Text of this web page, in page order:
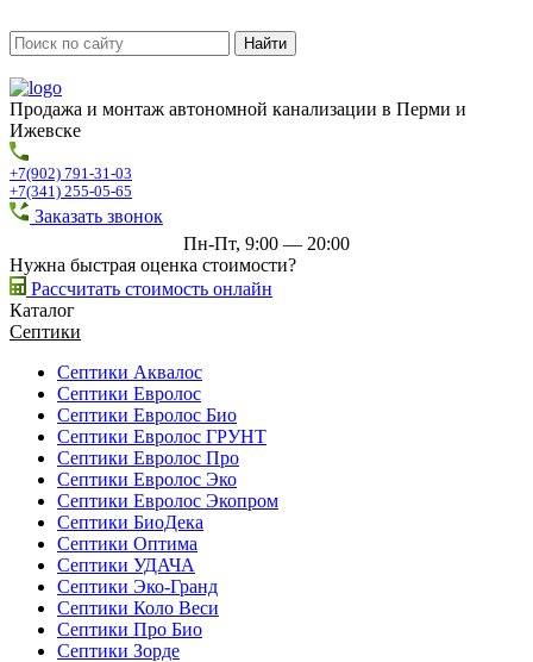
Продажа и монтаж автономной канализации в Перми и
Ижевске
+7(902) 791-31-03
+7(341) 255-05-65
Заказать звонок
Пн-Пт, 9:00 — 20:00
Нужна быстрая оценка стоимости?
Рассчитать стоимость онлайн
Каталог
Септики
Септики Аквалос
Септики Евролос
Септики Евролос Био
Септики Евролос ГРУНТ
Септики Евролос Про
Септики Евролос Эко
Септики Евролос Экопром
Септики БиоДека
Септики Оптима
Септики УДАЧА
Септики Эко-Гранд
Септики Коло Веси
Септики Про Био
Септики Зорде